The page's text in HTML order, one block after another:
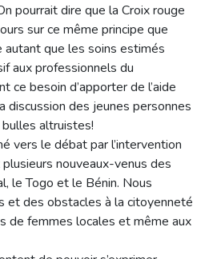
pourrait dire que la Croix rouge
sur ce même principe que
autant que les soins estimés
aux professionnels du
ce besoin d’apporter de l’aide
discussion des jeunes personnes
altruistes!
vers le débat par l’intervention
nouveaux-venus des
le Togo et le Bénin. Nous
et des obstacles à la citoyenneté
de femmes locales et même aux